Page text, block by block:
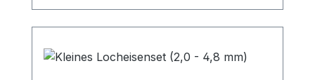
9,0 mm- Ø 10,0 mm Bei einer Bestellung 1
Stück erhalten Sie 1 Henkellocheisen der